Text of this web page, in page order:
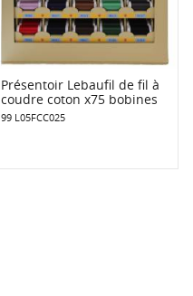
Présentoir Lebaufil de fil à
coudre coton x75 bobines
99 L05FCC025